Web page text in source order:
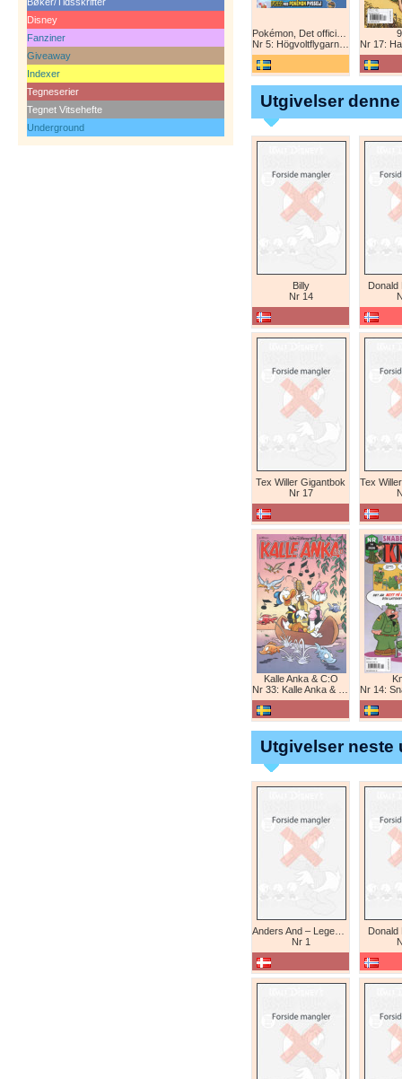
Disney
Fanziner
Giveaway
Indexer
Tegneserier
Tegnet Vitsehefte
Underground
Nr 5: Högvoltflygarna mot Svart Rayquaza!
Nr 17: Harald
Utgivelser
Billy
Nr 14
Donald
Tex Willer Gigantbok
Nr 17
Kalle Anka & C:O
Nr 33: Kalle Anka & C:O
Nr 14:
Utgivelser neste
Nr 1
Donald